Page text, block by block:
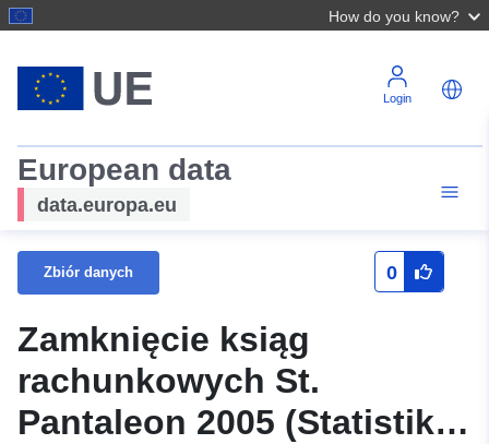
How do you know?
Login
European data
data.europa.eu
Zbiór danych 0
Zamknięcie ksiąg
rachunkowych St.
Pantaleon 2005 (Statistik